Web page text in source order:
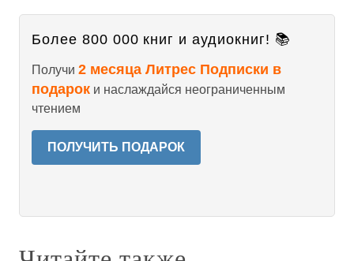
Более 800 000 книг и аудиокниг! 📚
Получи 2 месяца Литрес Подписки в
подарок и наслаждайся неограниченным
чтением
ПОЛУЧИТЬ ПОДАРОК